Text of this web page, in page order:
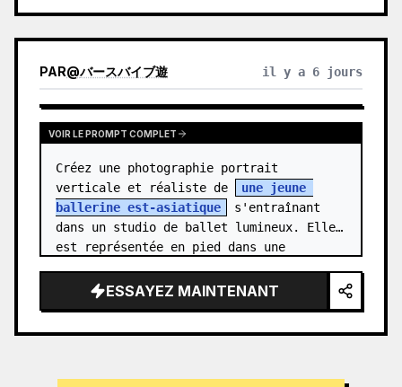
PAR@バースバイブ遊 il y a 6 jours
VOIR LE PROMPT COMPLET
Créez une photographie portrait
verticale et réaliste de
une jeune
ballerine est-asiatique
s'entraînant
dans un studio de ballet lumineux. Elle
est représentée en pied dans une
: un pi…ESSAYEZ MAINTENANT